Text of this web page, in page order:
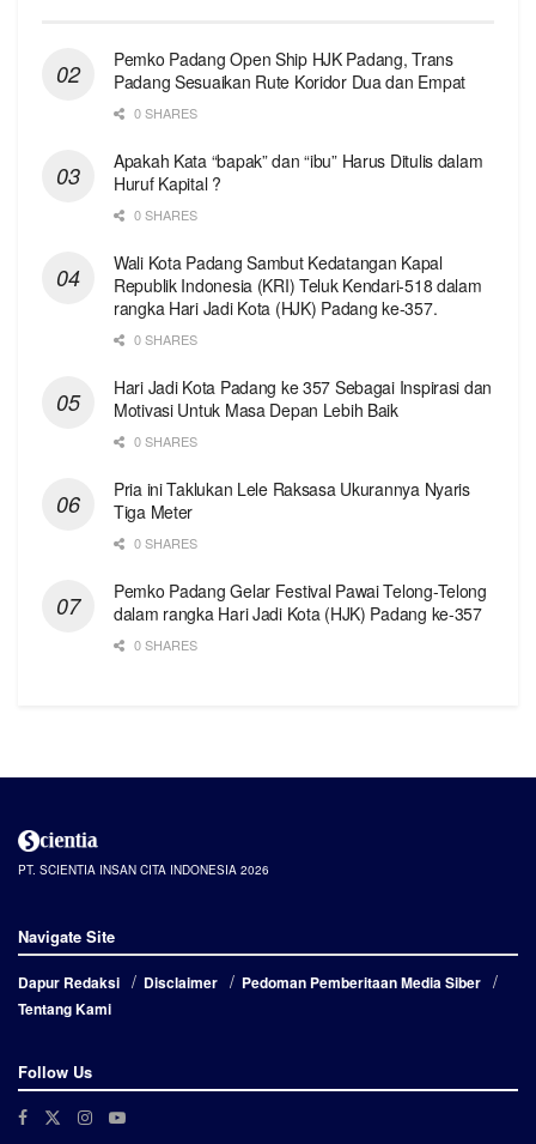
Pemko Padang Open Ship HJK Padang, Trans
Padang Sesuaikan Rute Koridor Dua dan Empat
0 SHARES
Apakah Kata “bapak” dan “ibu” Harus Ditulis dalam
Huruf Kapital ?
0 SHARES
Wali Kota Padang Sambut Kedatangan Kapal
Republik Indonesia (KRI) Teluk Kendari-518 dalam
rangka Hari Jadi Kota (HJK) Padang ke-357.
0 SHARES
Hari Jadi Kota Padang ke 357 Sebagai Inspirasi dan
Motivasi Untuk Masa Depan Lebih Baik
0 SHARES
Pria ini Taklukan Lele Raksasa Ukurannya Nyaris
Tiga Meter
0 SHARES
Pemko Padang Gelar Festival Pawai Telong-Telong
dalam rangka Hari Jadi Kota (HJK) Padang ke-357
0 SHARES
PT. SCIENTIA INSAN CITA INDONESIA 2026
Navigate Site
Dapur Redaksi Disclaimer
Pedoman Pemberitaan Media Siber
Tentang Kami
Follow Us